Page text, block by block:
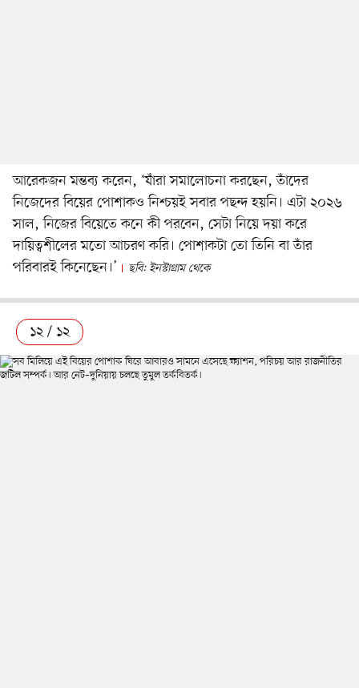
আরেকজন মন্তব্য করেন, ‘যাঁরা সমালোচনা করছেন, তাঁদের
নিজেদের বিয়ের পোশাকও নিশ্চয়ই সবার পছন্দ হয়নি। এটা ২০২৬
সাল, নিজের বিয়েতে কনে কী পরবেন, সেটা নিয়ে দয়া করে
দায়িত্বশীলের মতো আচরণ করি। পোশাকটা তো তিনি বা তাঁর
পরিবারই কিনেছেন।’
ছবি: ইনস্টাগ্রাম থেকে
১২ / ১২